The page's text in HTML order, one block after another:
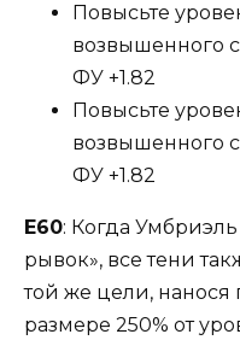
Повысьте
возвышенного
ФУ +1.82
Повысьте
возвышенного
ФУ +1.82
Е60: Когда
рывок», все тени
той же цели, нанося
размере 250% от